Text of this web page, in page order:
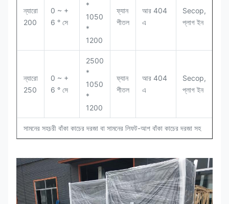
ন্যারো
200
0 ~ +
6 ° সে
*
1050
*
1200
ফ্যান
শীতল
আর 404
এ
Secop,
প্লাগ ইন
ন্যারো
250
0 ~ +
6 ° সে
2500
*
1050
*
1200
ফ্যান
শীতল
আর 404
এ
Secop,
প্লাগ ইন
সামনের সহচরী বাঁকা কাচের দরজা বা সামনের লিফট-আপ বাঁকা কাচের দরজা সহ